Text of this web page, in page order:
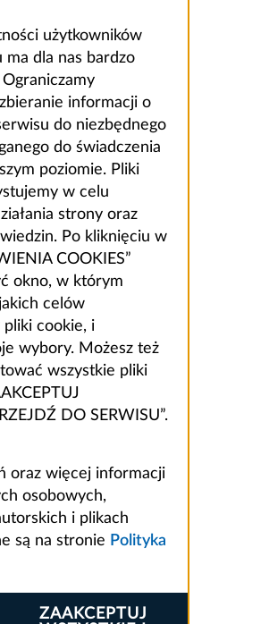
użytkowników
ma dla nas bardzo
informacji o
do niezbędnego
do świadczenia
poziomie. Pliki
w celu
strony oraz
Po kliknięciu w
COOKIES”
okno, w którym
celów
cookie, i
wybory. Możesz też
wszystkie pliki
DO SERWISU”.
oraz więcej informacji
osobowych,
i plikach
są na stronie Polityka
ZAAKCEPTUJ